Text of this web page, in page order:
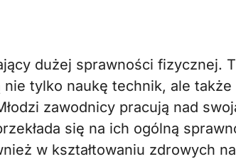
dużej sprawności fizycznej.
tylko naukę technik, ale
zawodnicy pracują nad
się na ich ogólną
w kształtowaniu zdrowych